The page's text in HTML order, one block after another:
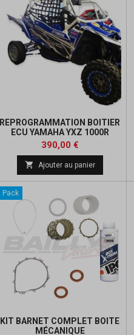
REPROGRAMMATION BOITIER
ECU YAMAHA YXZ 1000R
Prix
390,00 €
 Ajouter au panier
Pack
KIT BARNET COMPLET BOITE
MÉCANIQUE